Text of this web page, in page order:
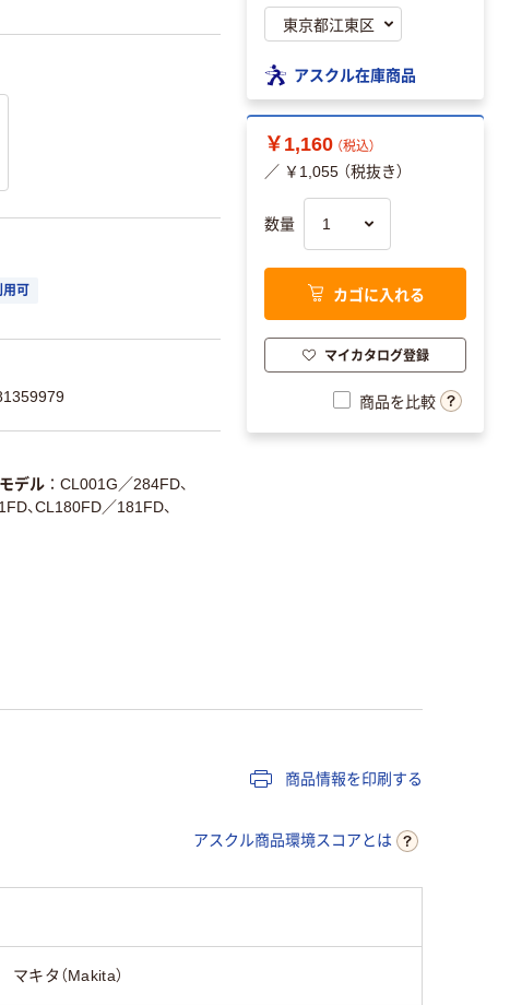
用可
デル
CL001G／284FD、
、CL180FD／181FD、
アスクル在庫商品
￥1,160 （税込）
／ ￥1,055 （税抜き）
数量
カゴに入れる
マイカタログ登録
商品を比較
商品情報を印刷する
アスクル商品環境スコアとは
マキタ（Makita）